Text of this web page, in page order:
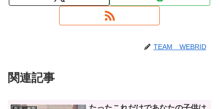
TEAM WEBRID
関連記事